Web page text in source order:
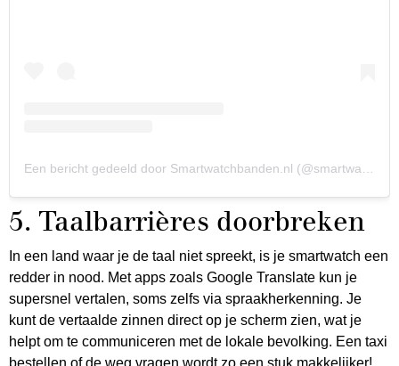
5. Taalbarrières doorbreken
In een land waar je de taal niet spreekt, is je smartwatch een
redder in nood. Met apps zoals Google Translate kun je
supersnel vertalen, soms zelfs via spraakherkenning. Je
kunt de vertaalde zinnen direct op je scherm zien, wat je
helpt om te communiceren met de lokale bevolking. Een taxi
bestellen of de weg vragen wordt zo een stuk makkelijker!